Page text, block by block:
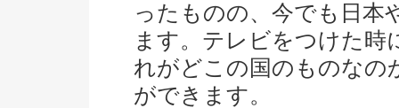
ったものの、今でも日本
ます。テレビをつけた時
れがどこの国のものなの
ができます。